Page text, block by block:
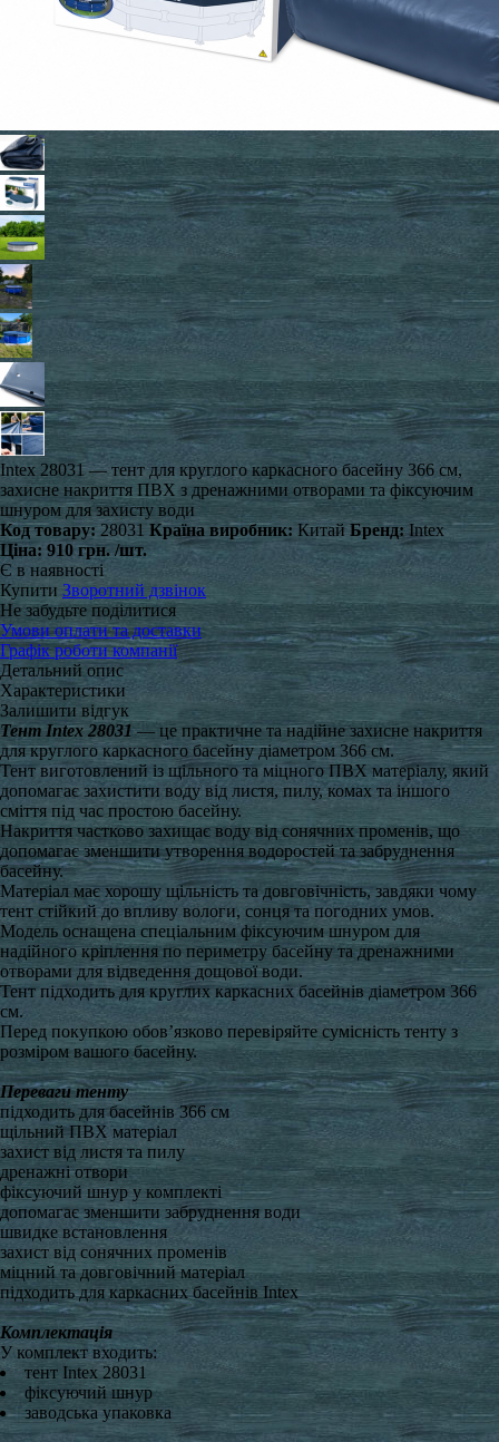
Intex 28031 — тент для круглого каркасного басейну 366 см,
захисне накриття ПВХ з дренажними отворами та фіксуючим
шнуром для захисту води
Код товару: 28031 Країна виробник: Китай Бренд: Intex
Ціна: 910 грн. /шт.
Є в наявності
Купити Зворотний дзвінок
Не забудьте поділитися
Умови оплати та доставки
Графік роботи компанії
Детальний опис
Характеристики
Залишити відгук
Тент Intex 28031— це практичне та надійне захисне накриття
для круглого каркасного басейну діаметром 366 см.
Тент виготовлений із щільного та міцного ПВХ матеріалу, який
допомагає захистити воду від листя, пилу, комах та іншого
сміття під час простою басейну.
Накриття частково захищає воду від сонячних променів, що
допомагає зменшити утворення водоростей та забруднення
басейну.
Матеріал має хорошу щільність та довговічність, завдяки чому
тент стійкий до впливу вологи, сонця та погодних умов.
Модель оснащена спеціальним фіксуючим шнуром для
надійного кріплення по периметру басейну та дренажними
отворами для відведення дощової води.
Тент підходить для круглих каркасних басейнів діаметром 366
см.
Перед покупкою обов’язково перевіряйте сумісність тенту з
розміром вашого басейну.
Переваги тенту
підходить для басейнів 366 см
щільний ПВХ матеріал
захист від листя та пилу
дренажні отвори
фіксуючий шнур у комплекті
допомагає зменшити забруднення води
швидке встановлення
захист від сонячних променів
міцний та довговічний матеріал
підходить для каркасних басейнів Intex
Комплектація
У комплект входить:
тент Intex 28031
фіксуючий шнур
заводська упаковка